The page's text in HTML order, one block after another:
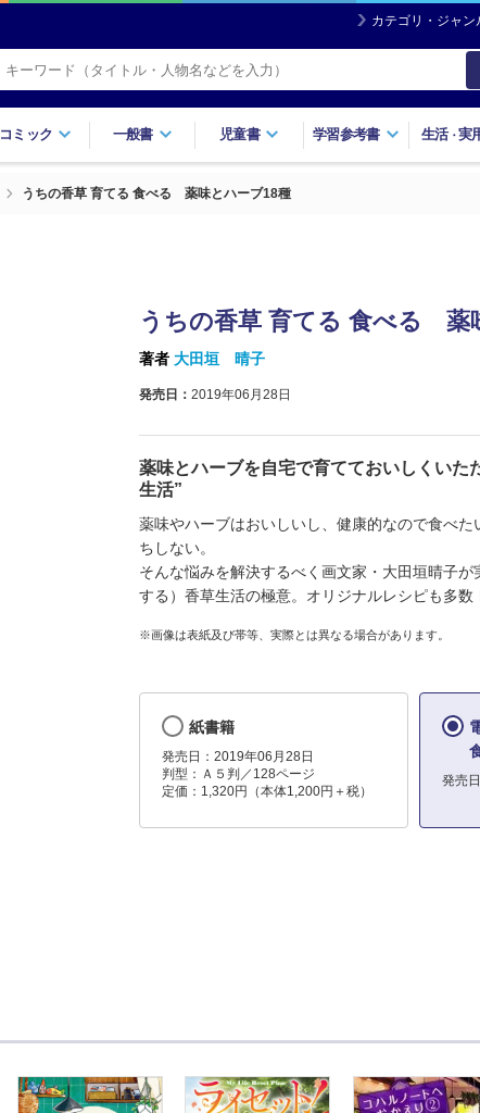
カテゴリ・ジャン
コミック 一般書 児童書 学習参考書 生活・実
うちの香草 育てる 食べる 薬味とハーブ18種
うちの香草 育てる 食べる 薬
著者 大田垣 晴子
発売日： 2019年06月28日
薬味とハーブを自宅で育てておいしくいた
生活”
薬味やハーブはおいしいし、健康的なので食べ
ちしない。
そんな悩みを解決するべく画文家・大田垣晴子
する）香草生活の極意。オリジナルレシピも多数
※画像は表紙及び帯等、実際とは異なる場合があります。
紙書籍
発売日：2019年06月28日
判型：Ａ５判／128ページ
定価：1,320円（本体1,200円＋税）
発売